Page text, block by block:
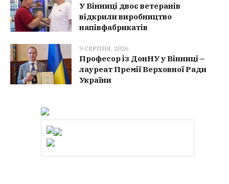
У Вінниці двоє ветеранів
відкрили виробництво
напівфабрикатів
9 СЕРПНЯ, 2026
Професор із ДонНУ у Вінниці –
лауреат Премії Верховної Ради
України